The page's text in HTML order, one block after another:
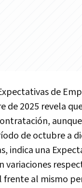
de
de 2025 revela
de octubre a
indica una
variaciones
al mismo